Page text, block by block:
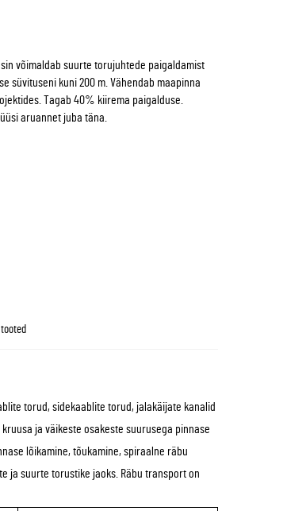
võimaldab suurte torujuhtede paigaldamist
süvituseni kuni 200 m. Vähendab maapinna
Tagab 40% kiirema paigalduse.
aruannet juba täna.
torud, sidekaablite torud, jalakäijate kanalid
ja väikeste osakeste suurusega pinnase
lõikamine, tõukamine, spiraalne räbu
ja suurte torustike jaoks. Räbu transport on